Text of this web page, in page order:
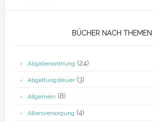
BÜCHER NACH THEMEN
Abgabenordnung (24)
Abgeltungsteuer(3)
Allgemein (8)
Altersversorgung (4)